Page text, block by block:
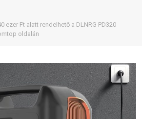
ezer Ft alatt rendelhető a DLNRG PD320
oldalán